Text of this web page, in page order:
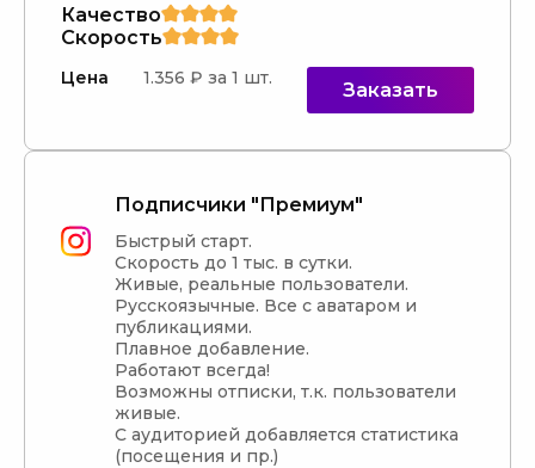
Качество
Скорость
Цена 1.356 ₽ за 1 шт.
Заказать
Подписчики "Премиум"
Быстрый старт.
Скорость до 1 тыс. в сутки.
Живые, реальные пользователи.
Русскоязычные. Все с аватаром и
публикациями.
Плавное добавление.
Работают всегда!
Возможны отписки, т.к. пользователи
живые.
С аудиторией добавляется статистика
(посещения и пр.)